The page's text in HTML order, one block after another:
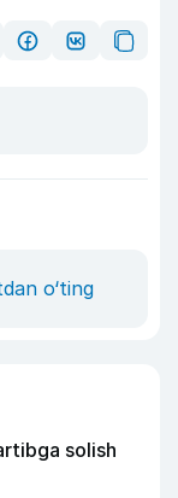
o‘ting
solish